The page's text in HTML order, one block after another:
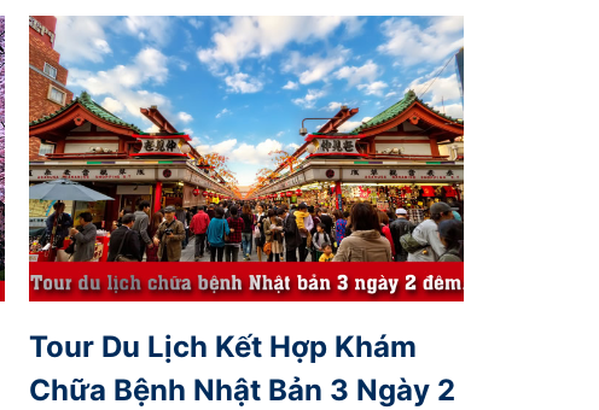
Tour Du Lịch Kết Hợp Khám
Chữa Bệnh Nhật Bản 3 Ngày 2